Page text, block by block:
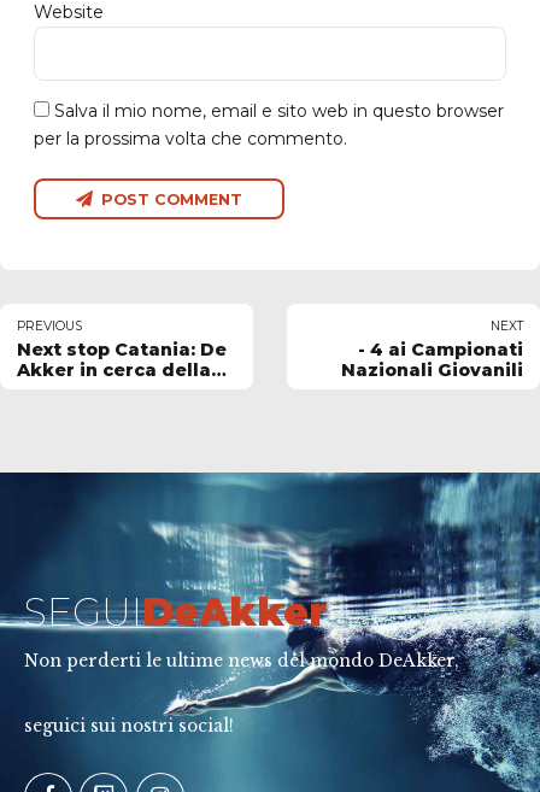
Website
Salva il mio nome, email e sito web in questo browser
per la prossima volta che commento.
POST COMMENT
PREVIOUS
Next stop Catania: De
Akker in cerca della
NEXT
- 4 ai Campionati
Nazionali Giovanili
SEGUIDeAkker
Non perderti le ultime news del mondo DeAkker,
seguici sui nostri social!